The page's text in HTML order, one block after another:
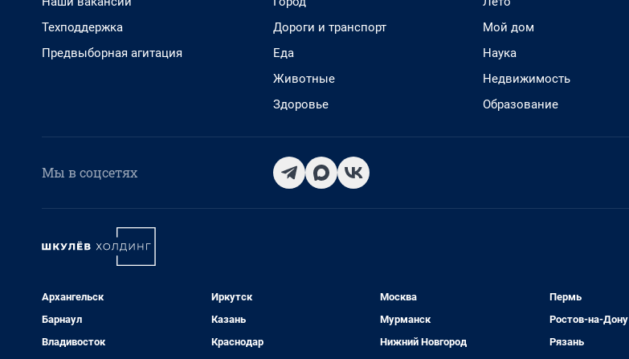
Техподдержка
Предвыборная агитация
Дороги и транспорт
Еда
Животные
Здоровье
Мой дом
Наука
Недвижимость
Образование
Мы в соцсетях
Архангельск
Барнаул
Владивосток
Иркутск
Казань
Краснодар
Москва
Мурманск
Нижний Новгород
Пермь
Ростов-на-Дону
Рязань